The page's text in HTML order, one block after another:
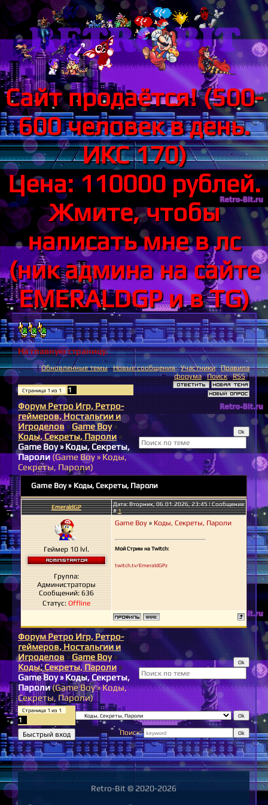
Сайт продаётся! (500-
600 человек в день.
ИКС 170)
Цена: 110000 рублей.
Жмите, чтобы
написать мне в лс
(ник админа на сайте
EMERALDGP и в TG)
На главную страницу.
[Обновленные темы·Новые сообщения·Участники·Правила
форума·Поиск·RSS]
Страница 1 из 1 1
Форум Ретро Игр, Ретро-
геймеров, Ностальгии и
Игроделов»Game Boy »
Коды, Секреты, Пароли»
Game Boy » Коды, Секреты,
Пароли(Game Boy » Коды,
Секреты, Пароли)
Game Boy » Коды, Секреты, Пароли
EmeraldGP
Дата: Вторник, 06.01.2026, 23:45 | Сообщение
#1
Геймер 10 lvl.
Группа:
Администраторы
Сообщений: 636
Статус: Offline
Game Boy» Коды, Секреты, Пароли
Мой Стрим на Twitch:
twitch.tv/EmeraldGPz
Форум Ретро Игр, Ретро-
геймеров, Ностальгии и
Игроделов»Game Boy»
Коды, Секреты, Пароли»
Game Boy » Коды, Секреты,
Пароли(Game Boy » Коды,
Секреты, Пароли)
Страница 1 из 1
1
Поиск:
Retro-Bit © 2020-2026